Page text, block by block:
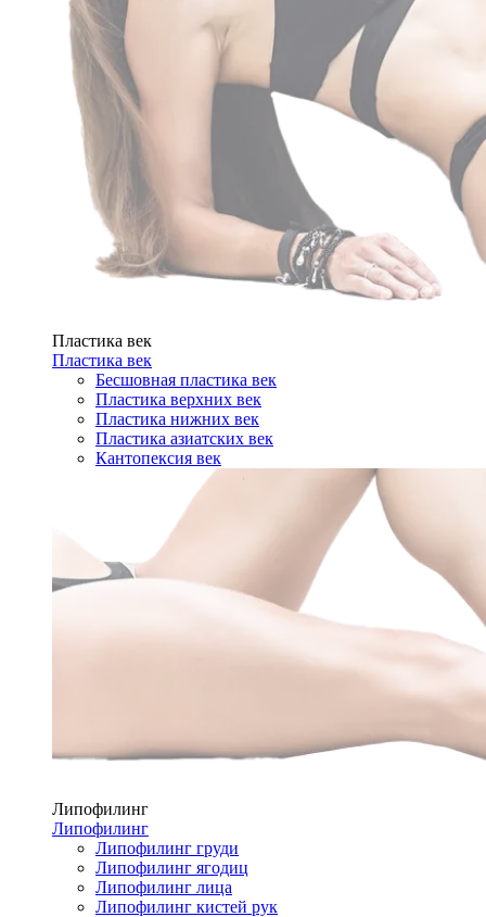
Пластика век
Пластика век
Бесшовная пластика век
Пластика верхних век
Пластика нижних век
Пластика азиатских век
Кантопексия век
Липофилинг
Липофилинг
Липофилинг груди
Липофилинг ягодиц
Липофилинг лица
Липофилинг кистей рук